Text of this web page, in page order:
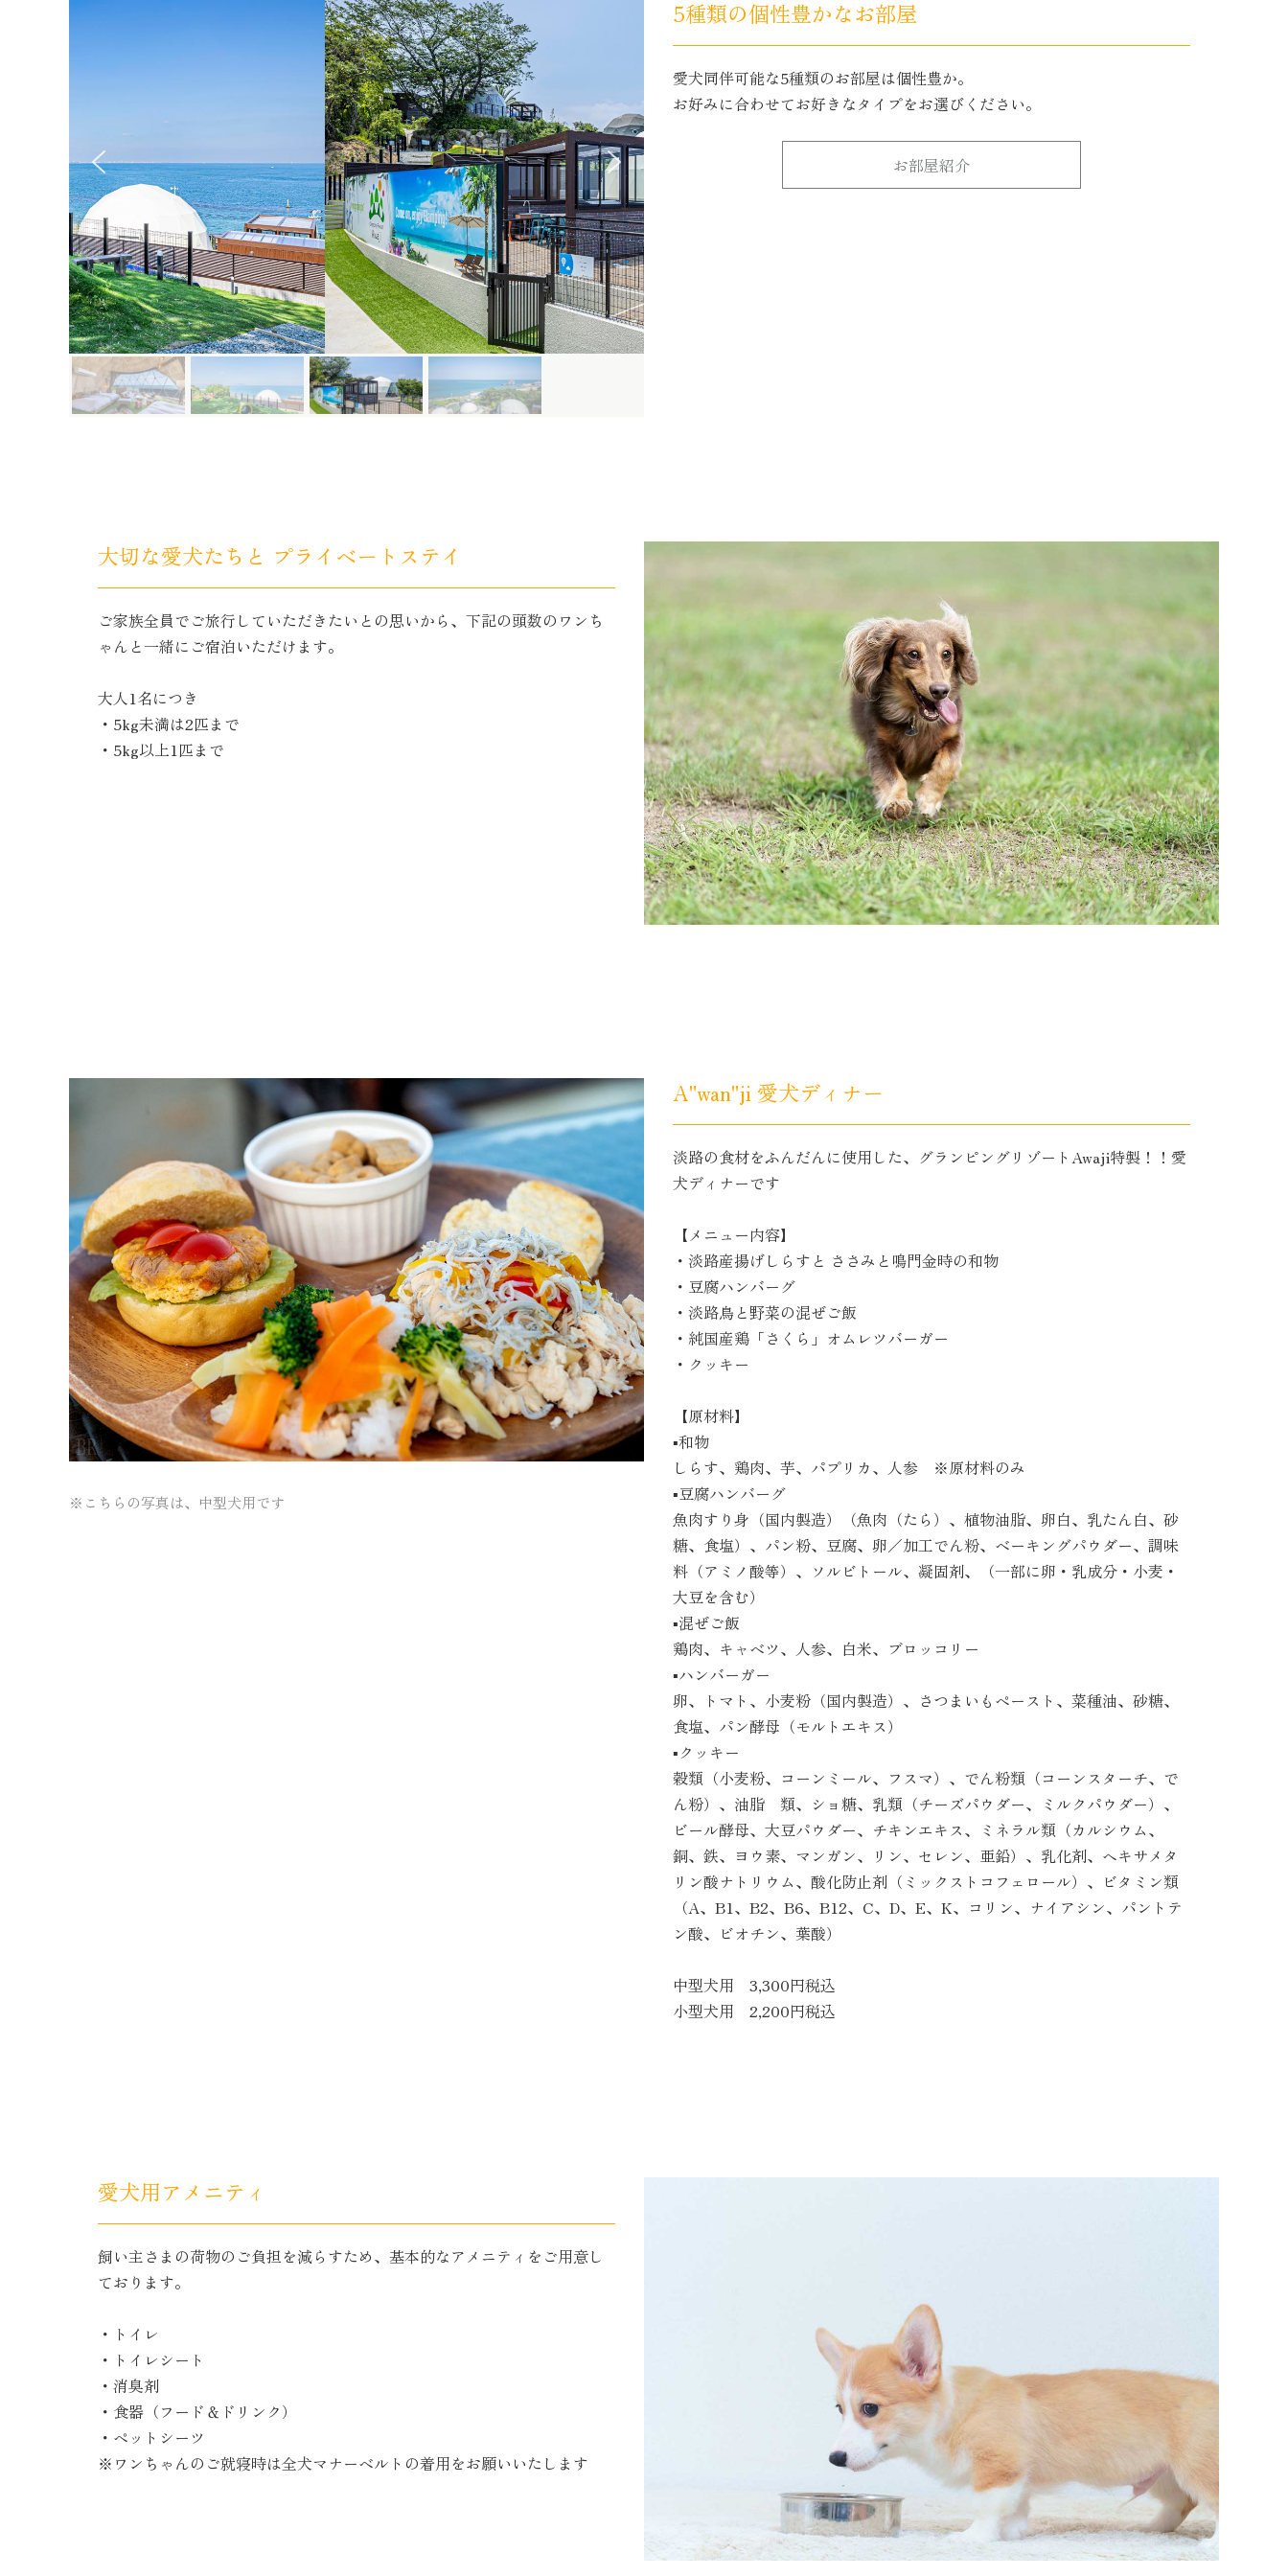
5種類の個性豊かなお部屋
愛犬同伴可能な5種類のお部屋は個性豊か。
お好みに合わせてお好きなタイプをお選びください。
お部屋紹介
大切な愛犬たちと プライベートステイ
ご家族全員でご旅行していただきたいとの思いから、下記の頭数のワンち
ゃんと一緒にご宿泊いただけます。
大人1名につき
・5kg未満は2匹まで
・5kg以上1匹まで
※こちらの写真は、中型犬用です
A"wan"ji 愛犬ディナー
淡路の食材をふんだんに使用した、グランピングリゾートAwaji特製！！愛
犬ディナーです
【メニュー内容】
・淡路産揚げしらすと ささみと鳴門金時の和物
・豆腐ハンバーグ
・淡路鳥と野菜の混ぜご飯
・純国産鶏「さくら」オムレツバーガー
・クッキー
【原材料】
▪︎和物
しらす、鶏肉、芋、パプリカ、人参 ※原材料のみ
▪︎豆腐ハンバーグ
魚肉すり身（国内製造）（魚肉（たら）、植物油脂、卵白、乳たん白、砂
糖、食塩）、パン粉、豆腐、卵／加工でん粉、ベーキングパウダー、調味
料（アミノ酸等）、ソルビトール、凝固剤、（一部に卵・乳成分・小麦・
大豆を含む）
▪︎混ぜご飯
鶏肉、キャベツ、人参、白米、ブロッコリー
▪︎ハンバーガー
卵、トマト、小麦粉（国内製造）、さつまいもペースト、菜種油、砂糖、
食塩、パン酵母（モルトエキス）
▪︎クッキー
穀類（小麦粉、コーンミール、フスマ）、でん粉類（コーンスターチ、で
ん粉）、油脂 類、ショ糖、乳類（チーズパウダー、ミルクパウダー）、
ビール酵母、大豆パウダー、チキンエキス、ミネラル類（カルシウム、
銅、鉄、ヨウ素、マンガン、リン、セレン、亜鉛）、乳化剤、ヘキサメタ
リン酸ナトリウム、酸化防止剤（ミックストコフェロール）、ビタミン類
（A、B1、B2、B6、B12、C、D、E、K、コリン、ナイアシン、パントテ
ン酸、ビオチン、葉酸）
中型犬用 3,300円税込
小型犬用 2,200円税込
愛犬用アメニティ
飼い主さまの荷物のご負担を減らすため、基本的なアメニティをご用意し
ております。
・トイレ
・トイレシート
・消臭剤
・食器（フード＆ドリンク）
・ペットシーツ
※ワンちゃんのご就寝時は全犬マナーベルトの着用をお願いいたします